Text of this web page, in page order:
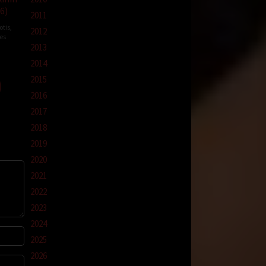
,
2011
2012
2013
2014
2015
2016
2017
2018
2019
2020
2021
2022
2023
2024
2025
2026